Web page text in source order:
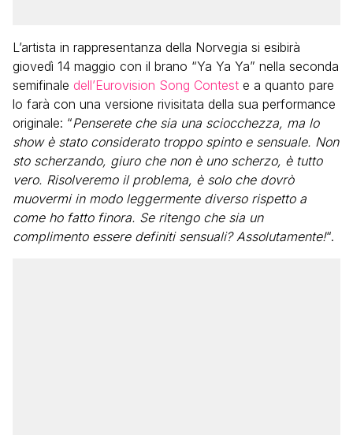
L’artista in rappresentanza della Norvegia si esibirà
giovedì 14 maggio con il brano “Ya Ya Ya” nella seconda
semifinale dell’Eurovision Song Contest e a quanto pare
lo farà con una versione rivisitata della sua performance
originale: “Penserete che sia una sciocchezza, ma lo
show è stato considerato troppo spinto e sensuale. Non
sto scherzando, giuro che non è uno scherzo, è tutto
vero. Risolveremo il problema, è solo che dovrò
muovermi in modo leggermente diverso rispetto a
come ho fatto finora. Se ritengo che sia un
complimento essere definiti sensuali? Assolutamente!“.